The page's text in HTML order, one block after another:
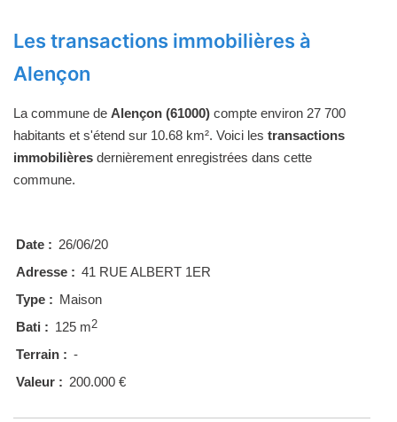
Les transactions immobilières à
Alençon
La commune de Alençon (61000) compte environ 27 700
habitants et s'étend sur 10.68 km². Voici les transactions
immobilières dernièrement enregistrées dans cette
commune.
Date : 26/06/20
Adresse : 41 RUE ALBERT 1ER
Type : Maison
Bati : 125 m2
Terrain : -
Valeur : 200.000 €